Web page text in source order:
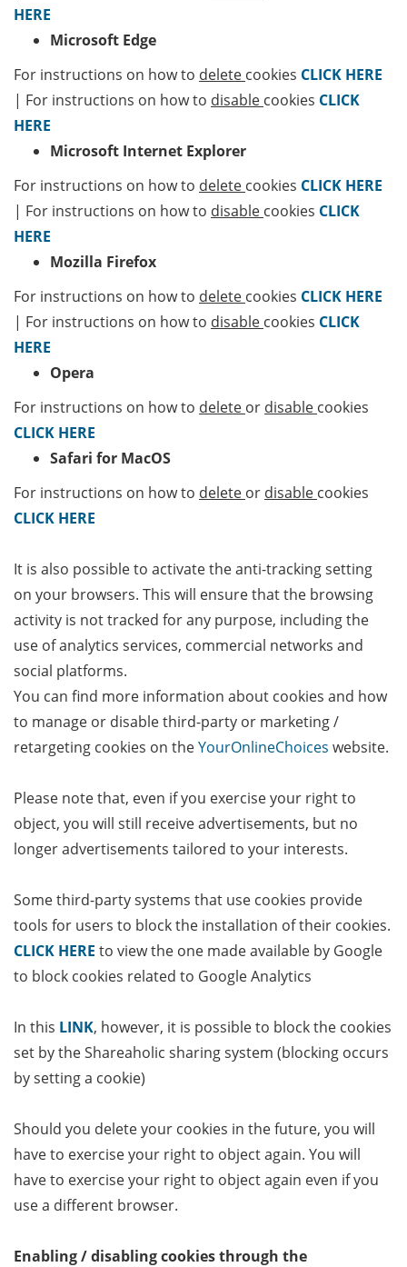
HERE
Microsoft Edge
For instructions on how to delete cookies CLICK HERE
| For instructions on how to disable cookies CLICK
HERE
Microsoft Internet Explorer
For instructions on how to delete cookies CLICK HERE
| For instructions on how to disable cookies CLICK
HERE
Mozilla Firefox
For instructions on how to delete cookies CLICK HERE
| For instructions on how to disable cookies CLICK
HERE
Opera
For instructions on how to delete or disable cookies
CLICK HERE
Safari for MacOS
For instructions on how to delete or disable cookies
CLICK HERE
It is also possible to activate the anti-tracking setting
on your browsers. This will ensure that the browsing
activity is not tracked for any purpose, including the
use of analytics services, commercial networks and
social platforms.
You can find more information about cookies and how
to manage or disable third-party or marketing /
retargeting cookies on theYourOnlineChoices website.
Please note that, even if you exercise your right to
object, you will still receive advertisements, but no
longer advertisements tailored to your interests.
Some third-party systems that use cookies provide
tools for users to block the installation of their cookies.
CLICK HERE to view the one made available by Google
to block cookies related to Google Analytics
In this LINK, however, it is possible to block the cookies
set by the Shareaholic sharing system (blocking occurs
by setting a cookie)
Should you delete your cookies in the future, you will
have to exercise your right to object again. You will
have to exercise your right to object again even if you
use a different browser.
Enabling / disabling cookies through the